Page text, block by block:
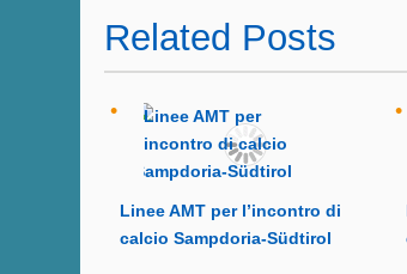
Related Posts
Linee AMT per l’incontro di
calcio Sampdoria-Südtirol